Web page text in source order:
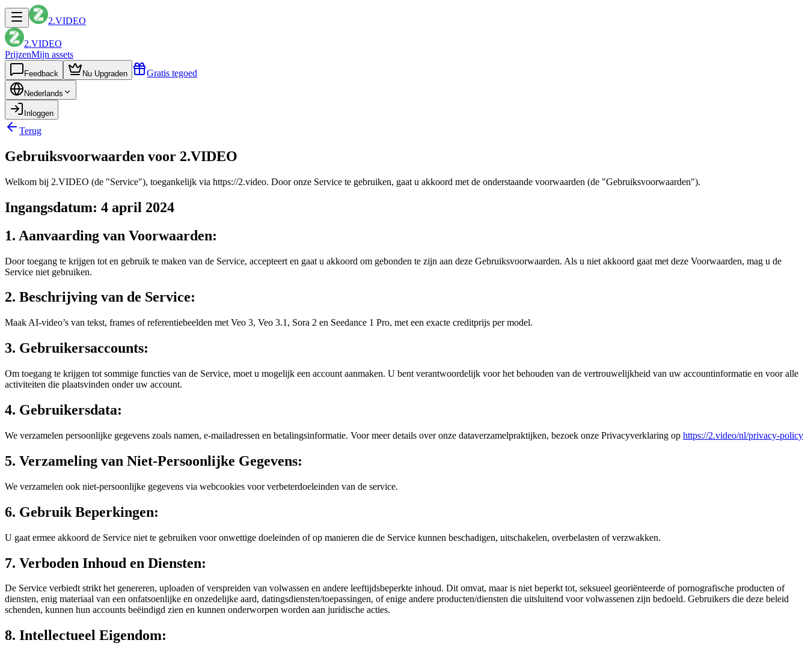
2.VIDEO
2.VIDEO
PrijzenMijn assets
Feedback Nu Upgraden Gratis tegoed
Nederlands
Inloggen
Terug
Gebruiksvoorwaarden voor 2.VIDEO
Welkom bij 2.VIDEO (de "Service"), toegankelijk via https://2.video. Door onze Service te gebruiken, gaat u akkoord met de onderstaande voorwaarden (de "Gebruiksvoorwaarden").
Ingangsdatum: 4 april 2024
1. Aanvaarding van Voorwaarden:
Door toegang te krijgen tot en gebruik te maken van de Service, accepteert en gaat u akkoord om gebonden te zijn aan deze Gebruiksvoorwaarden. Als u niet akkoord gaat met deze Voorwaarden, mag u de
Service niet gebruiken.
2. Beschrijving van de Service:
Maak AI-video’s van tekst, frames of referentiebeelden met Veo 3, Veo 3.1, Sora 2 en Seedance 1 Pro, met een exacte creditprijs per model.
3. Gebruikersaccounts:
Om toegang te krijgen tot sommige functies van de Service, moet u mogelijk een account aanmaken. U bent verantwoordelijk voor het behouden van de vertrouwelijkheid van uw accountinformatie en voor alle
activiteiten die plaatsvinden onder uw account.
4. Gebruikersdata:
We verzamelen persoonlijke gegevens zoals namen, e-mailadressen en betalingsinformatie. Voor meer details over onze dataverzamelpraktijken, bezoek onze Privacyverklaring op https://2.video/nl/privacy-policy
5. Verzameling van Niet-Persoonlijke Gegevens:
We verzamelen ook niet-persoonlijke gegevens via webcookies voor verbeterdoeleinden van de service.
6. Gebruik Beperkingen:
U gaat ermee akkoord de Service niet te gebruiken voor onwettige doeleinden of op manieren die de Service kunnen beschadigen, uitschakelen, overbelasten of verzwakken.
7. Verboden Inhoud en Diensten:
De Service verbiedt strikt het genereren, uploaden of verspreiden van volwassen en andere leeftijdsbeperkte inhoud. Dit omvat, maar is niet beperkt tot, seksueel georiënteerde of pornografische producten of
diensten, enig materiaal van een onfatsoenlijke en onzedelijke aard, datingsdiensten/toepassingen, of enige andere producten/diensten die uitsluitend voor volwassenen zijn bedoeld. Gebruikers die deze beleid
schenden, kunnen hun accounts beëindigd zien en kunnen onderworpen worden aan juridische acties.
8. Intellectueel Eigendom: